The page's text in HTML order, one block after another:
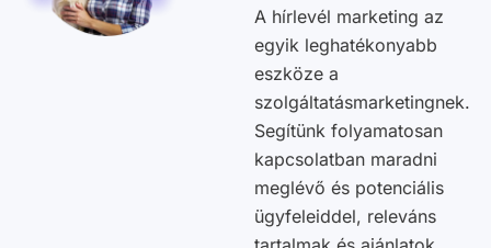
A hírlevél marketing az
egyik leghatékonyabb
eszköze a
szolgáltatásmarketingnek.
Segítünk folyamatosan
kapcsolatban maradni
meglévő és potenciális
ügyfeleiddel, releváns